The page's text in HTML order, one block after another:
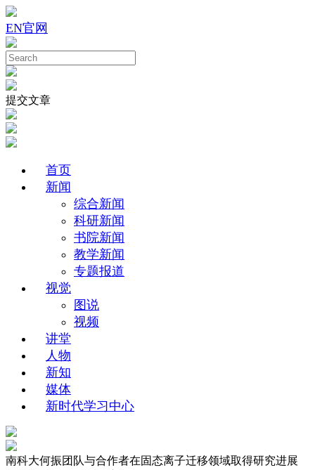
EN官网
提交文章
首页
新闻
综合新闻
科研新闻
书院新闻
教学新闻
专题报道
视觉
图说
视频
讲堂
人物
新知
媒体
新时代学习中心
南科大何振团队与合作者在固态离子迁移领域取得研究进展